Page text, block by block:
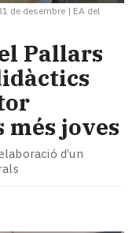
de desembre | EA del
Pallars
joves
d’un